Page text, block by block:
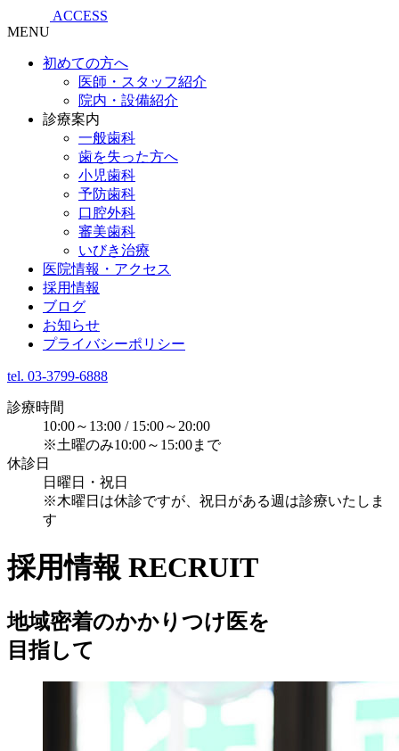
ACCESS
MENU
初めての方へ
医師・スタッフ紹介
院内・設備紹介
診療案内
一般歯科
歯を失った方へ
小児歯科
予防歯科
口腔外科
審美歯科
いびき治療
医院情報・アクセス
採用情報
ブログ
お知らせ
プライバシーポリシー
tel. 03-3799-6888
診療時間
10:00～13:00 / 15:00～20:00
※土曜のみ10:00～15:00まで
休診日
日曜日・祝日
※木曜日は休診ですが、祝日がある週は診療いたしま
す
採用情報 RECRUIT
地域密着のかかりつけ医を
目指して